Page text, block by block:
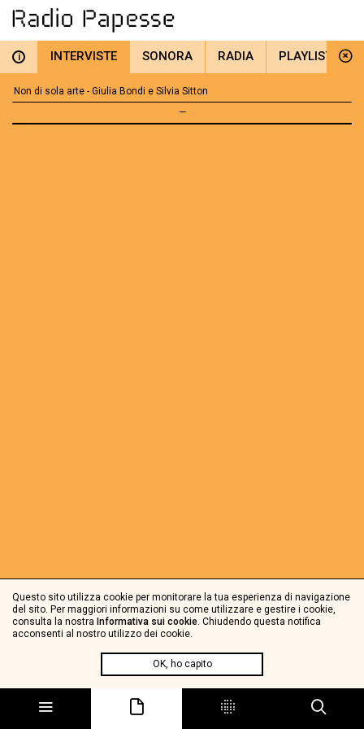
i INTERVISTE SONORA RADIA PLAYLIST
Non di sola arte - Giulia Bondi e Silvia Sitton
—
Questo sito utilizza cookie per monitorare la tua esperienza di navigazione
del sito. Per maggiori informazioni su come utilizzare e gestire i cookie,
consulta la nostra Informativa sui cookie. Chiudendo questa notifica
acconsenti al nostro utilizzo dei cookie.
OK, ho capito